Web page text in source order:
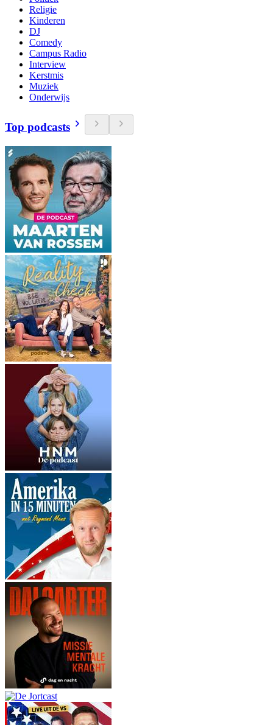
Religie
Kinderen
DJ
Comedy
Campus Radio
Interview
Kerstmis
Muziek
Onderwijs
Top podcasts